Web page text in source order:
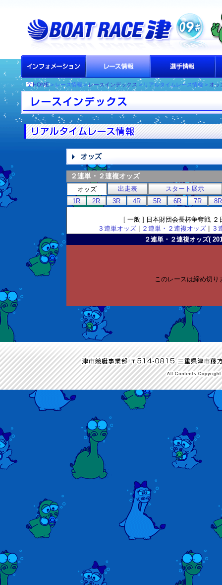
HOME> レース情報 >レースインデックス > リアルタイムレース情報 > オッ
２連単・２連複オッズ
オッズ 出走表
スタート展示
1R
2R 3R 4R 5R 6R 7R 8R
[ 一般 ] 日本財団会長杯争奪戦
３連単オッズ| ２連単・２連複オッズ|
３
２連単・２連複オッズ(
このレースは締め切り